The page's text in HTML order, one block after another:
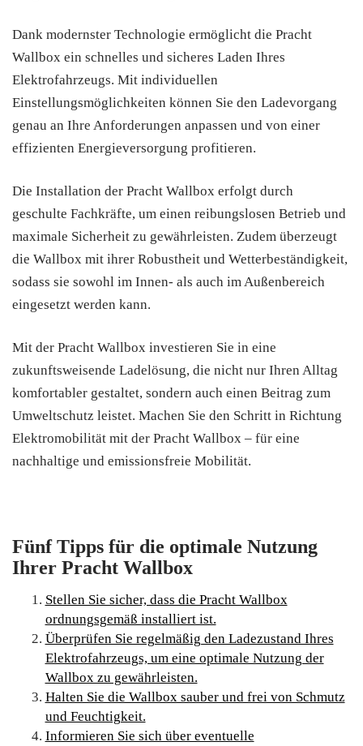
Dank modernster Technologie ermöglicht die Pracht
Wallbox ein schnelles und sicheres Laden Ihres
Elektrofahrzeugs. Mit individuellen
Einstellungsmöglichkeiten können Sie den Ladevorgang
genau an Ihre Anforderungen anpassen und von einer
effizienten Energieversorgung profitieren.
Die Installation der Pracht Wallbox erfolgt durch
geschulte Fachkräfte, um einen reibungslosen Betrieb und
maximale Sicherheit zu gewährleisten. Zudem überzeugt
die Wallbox mit ihrer Robustheit und Wetterbeständigkeit,
sodass sie sowohl im Innen- als auch im Außenbereich
eingesetzt werden kann.
Mit der Pracht Wallbox investieren Sie in eine
zukunftsweisende Ladelösung, die nicht nur Ihren Alltag
komfortabler gestaltet, sondern auch einen Beitrag zum
Umweltschutz leistet. Machen Sie den Schritt in Richtung
Elektromobilität mit der Pracht Wallbox – für eine
nachhaltige und emissionsfreie Mobilität.
Fünf Tipps für die optimale Nutzung
Ihrer Pracht Wallbox
Stellen Sie sicher, dass die Pracht Wallbox
ordnungsgemäß installiert ist.
Überprüfen Sie regelmäßig den Ladezustand Ihres
Elektrofahrzeugs, um eine optimale Nutzung der
Wallbox zu gewährleisten.
Halten Sie die Wallbox sauber und frei von Schmutz
und Feuchtigkeit.
Informieren Sie sich über eventuelle